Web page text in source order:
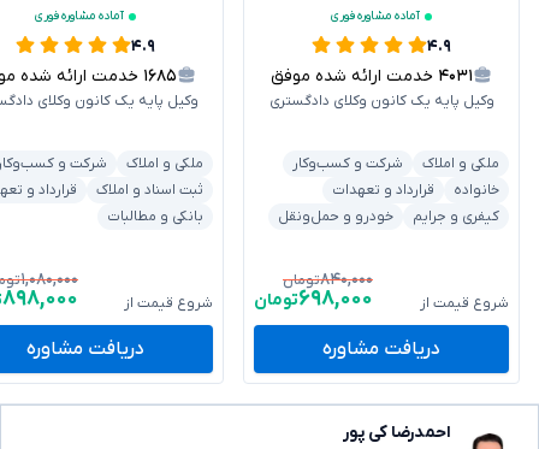
آماده مشاوره فوری
۴.۹
۴۰۳۱ خدمت ارائه شده موفق
وکیل پایه یک کانون وکلای دادگستری
ملکی و املاک
شرکت و کسب‌وکار
خانواده
قرارداد و تعهدات
کیفری و جرایم
خودرو و حمل‌ونقل
شروع قیمت از
۸۴۰,۰۰۰تومان
۶۹۸,۰۰۰تومان
دریافت مشاوره
آماده مشاوره فوری
۴.۹
۱۶۸۵ خدمت ارائه شده موفق
وکیل پایه یک کانون وکلای
ملکی و املاک
شرکت و
ثبت اسناد و املاک
قرارداد و
بانکی و مطالبات
شروع قیمت از
۱,۰۸۰,۰۰۰
۸۹۸,۰۰۰
دریافت مشاوره
احمدرضا کی پور